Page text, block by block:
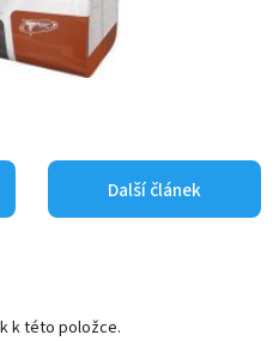
Další článek
k této položce.